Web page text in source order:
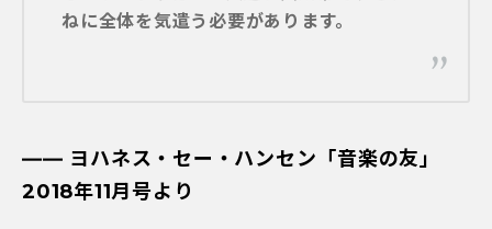
ねに全体を気遣う必要があります。
―― ヨハネス・セー・ハンセン「音楽の友」
2018年11月号より